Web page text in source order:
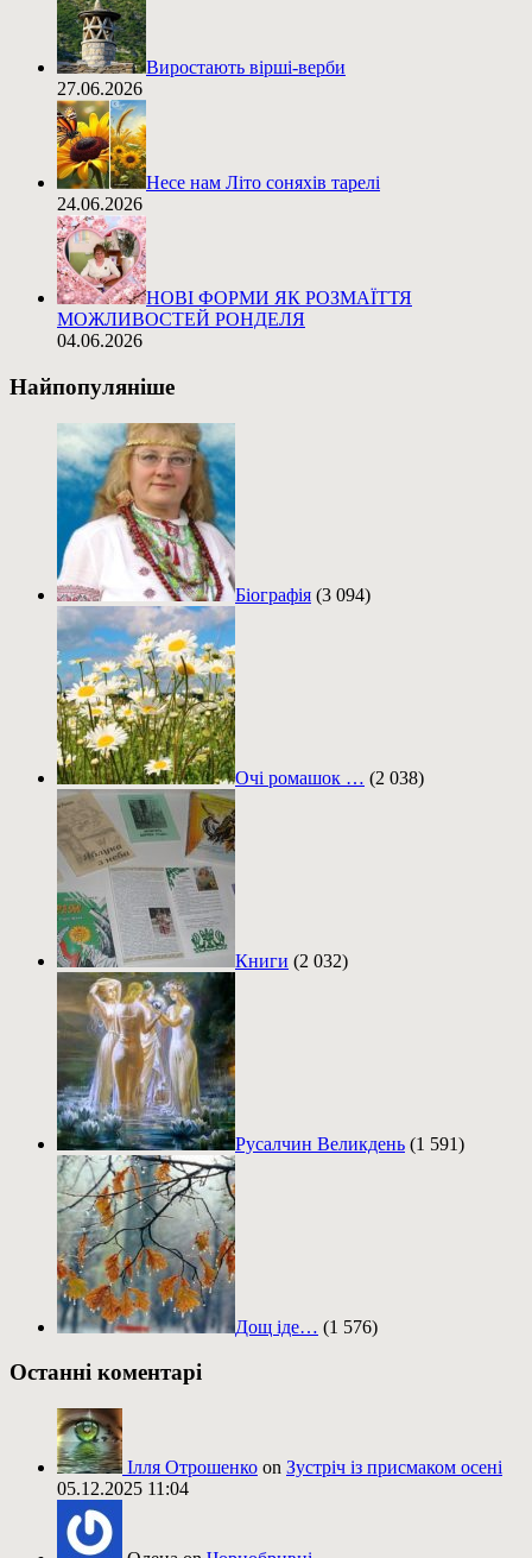
Виростають вірші-верби
27.06.2026
Несе нам Літо соняхів тарелі
24.06.2026
НОВІ ФОРМИ ЯК РОЗМАЇТТЯ
МОЖЛИВОСТЕЙ РОНДЕЛЯ
04.06.2026
Найпопуляніше
Біографія (3 094)
Очі ромашок … (2 038)
Книги (2 032)
Русалчин Великдень (1 591)
Дощ іде… (1 576)
Останні коментарі
Ілля Отрошенко on Зустріч із присмаком осені
05.12.2025 11:04